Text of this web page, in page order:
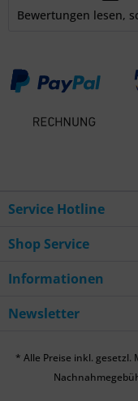
Bewertungen lesen,
Service Hotline
Shop Service
Informationen
Newsletter
* Alle Preise inkl.